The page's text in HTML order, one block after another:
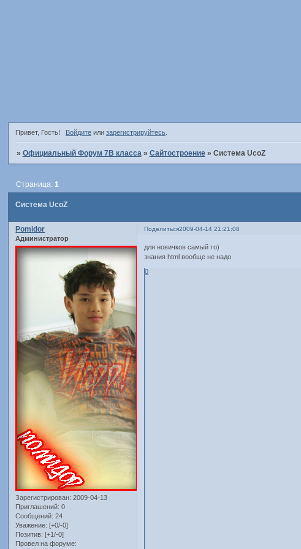
Привет, Гость! Войдитеили зарегистрируйтесь.
» Официальный Форум 7В класса » Сайтостроение » Система UcoZ
Система UcoZ
Страница: 1
Поделиться2009-04-14 21:21:08
Pomidor
Администратор
Зарегистрирован: 2009-04-13
Приглашений: 0
Сообщений: 24
Уважение: [+0/-0]
Позитив: [+1/-0]
Провел на форуме:
для новичков самый то)
знания html вообще не надо
0